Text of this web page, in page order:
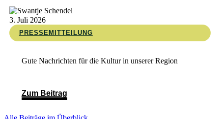
3. Juli 2026
PRESSEMITTEILUNG
Gute Nachrichten für die Kultur in unserer Region
Zum Beitrag